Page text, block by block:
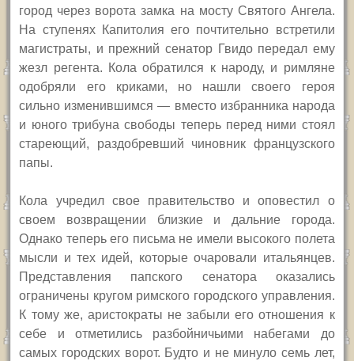
город через ворота замка на мосту Святого Ангела.
На ступенях Капитолия его почтительно встретили
магистраты, и прежний сенатор Гвидо передал ему
жезл регента. Кола обратился к народу, и римляне
одобряли его криками, но нашли своего героя
сильно изменившимся — вместо избранника народа
и юного трибуна свободы теперь перед ними стоял
стареющий, раздобревший чиновник французского
папы.
Кола учредил свое правительство и оповестил о
своем возвращении близкие и дальние города.
Однако теперь его письма не имели высокого полета
мысли и тех идей, которые очаровали итальянцев.
Представления папского сенатора оказались
ограничены кругом римского городского управления.
К тому же, аристократы не забыли его отношения к
себе и отметились разбойничьими набегами до
самых городских ворот. Будто и не минуло семь лет,